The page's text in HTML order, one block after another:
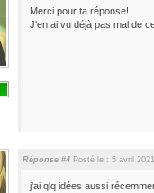
Merci pour ta réponse!
J'en ai vu déjà pas mal de
Réponse #4 Posté le : 5 avril
j'ai qlq idées aussi